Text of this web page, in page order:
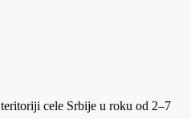
cele Srbije u roku od 2–7